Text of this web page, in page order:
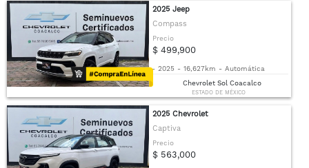
2025 Jeep
Compass
Precio
$ 499,900
- 2025 - 16,627km - Automática
Chevrolet Sol Coacalco
ESTADO DE MÉXICO
2025 Chevrolet
Captiva
Precio
$ 563,000